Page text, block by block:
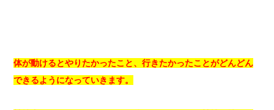
体が動けるとやりたかったこと、行きたかったことがどんどん
できるようになっていきます。